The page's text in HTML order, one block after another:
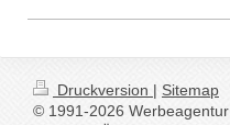
Druckversion | Sitemap
© 1991-2026 Werbeagentur